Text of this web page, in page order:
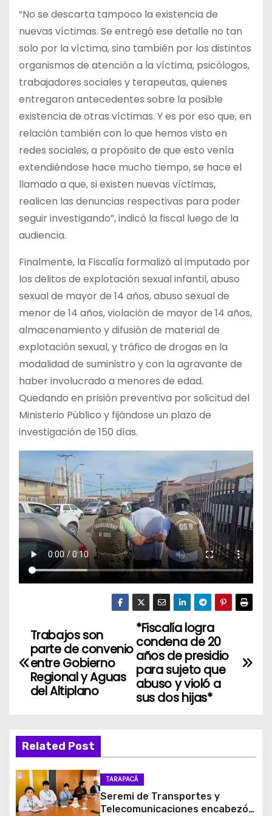
“No se descarta tampoco la existencia de
nuevas víctimas. Se entregó ese detalle no tan
solo por la víctima, sino también por los distintos
organismos de atención a la víctima, psicólogos,
trabajadores sociales y terapeutas, quienes
entregaron antecedentes sobre la posible
existencia de otras víctimas. Y es por eso que, en
relación también con lo que hemos visto en
redes sociales, a propósito de que esto venía
extendiéndose hace mucho tiempo, se hace el
llamado a que, si existen nuevas víctimas,
realicen las denuncias respectivas para poder
seguir investigando”, indicó la fiscal luego de la
audiencia.
Finalmente, la Fiscalía formalizó al imputado por
los delitos de explotación sexual infantil, abuso
sexual de mayor de 14 años, abuso sexual de
menor de 14 años, violación de mayor de 14 años,
almacenamiento y difusión de material de
explotación sexual, y tráfico de drogas en la
modalidad de suministro y con la agravante de
haber involucrado a menores de edad.
Quedando en prisión preventiva por solicitud del
Ministerio Público y fijándose un plazo de
investigación de 150 días.
N
a
g
a
c
*Fiscalía logra
condena de 20
años de presidio
para sujeto que
abuso y violó a
sus dos hijas*
Trabajos son
parte de convenio
entre Gobierno
Regional y Aguas
del Altiplano
Related Post
TARAPACÁ
Seremi de Transportes y
Telecomunicaciones encabezó